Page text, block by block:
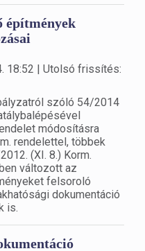
építmények
18:52 | Utolsó frissítés:
szóló 54/2014
módosításra
rendelettel, többek
(XI. 8.) Korm.
változott az
felsoroló
dokumentáció
is.